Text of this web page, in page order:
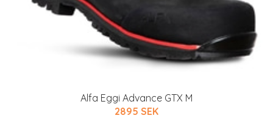
Alfa Eggi Advance GTX M
2895 SEK